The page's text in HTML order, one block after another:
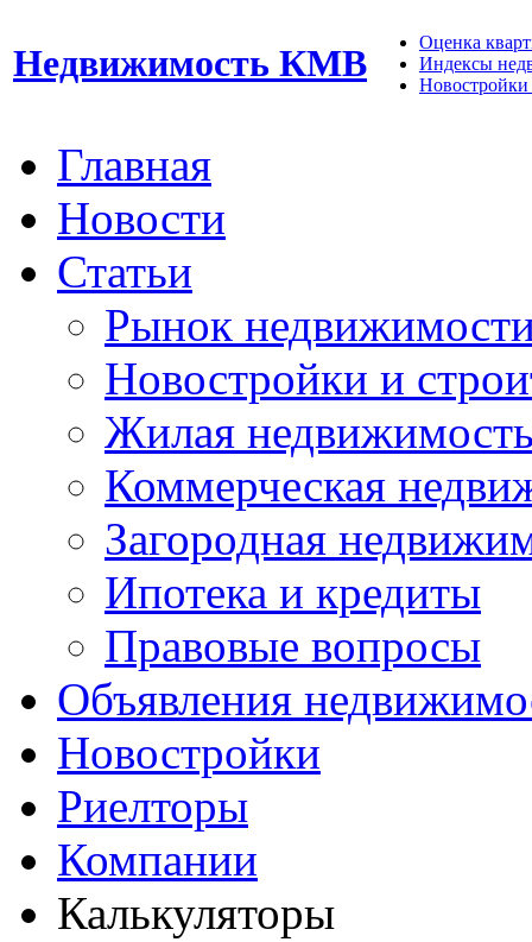
Недвижимость КМВ
Оценка
Индексы
Новостройки
Главная
Новости
Статьи
Рынок
Новостройки и
Жилая
Коммерческая
Загородная
Ипотека и кредиты
Правовые вопросы
Объявления
Новостройки
Риелторы
Компании
Калькуляторы